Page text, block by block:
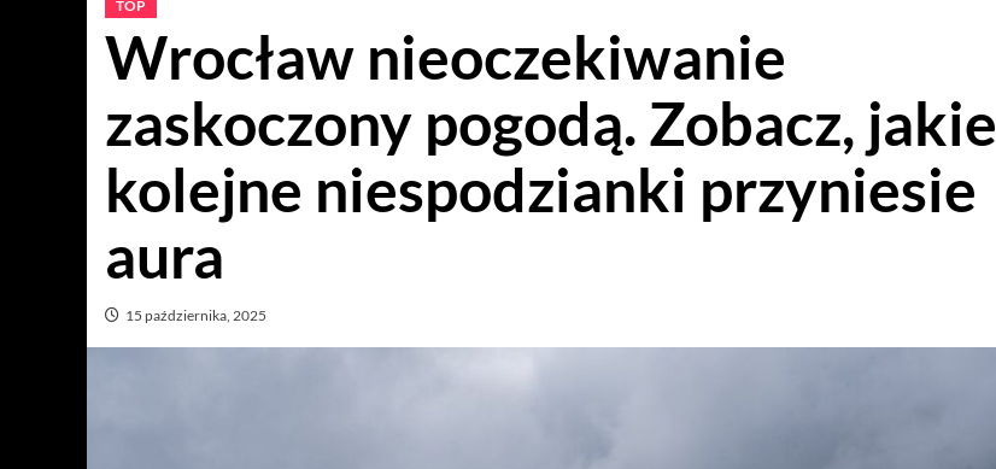
TOP
Wrocław nieoczekiwanie
zaskoczony pogodą. Zobacz, jakie
kolejne niespodzianki przyniesie
aura
15 października, 2025